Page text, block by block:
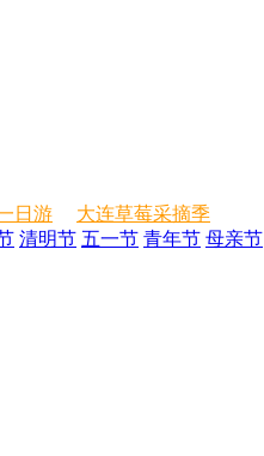
日游
大连草莓采摘季
清明节 五一节 青年节 母亲节